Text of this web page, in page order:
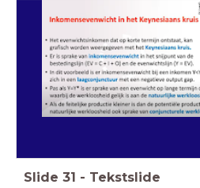
Slide 31 - Tekstslide